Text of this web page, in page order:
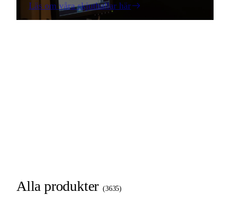
Läs om våra skjuthallar här
Alla produkter (3635)